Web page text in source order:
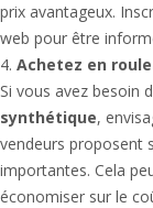
prix avantageux.
web pour être
4. Achetez en
Si vous avez besoin
synthétique,
vendeurs proposent
importantes. Cela
économiser sur le